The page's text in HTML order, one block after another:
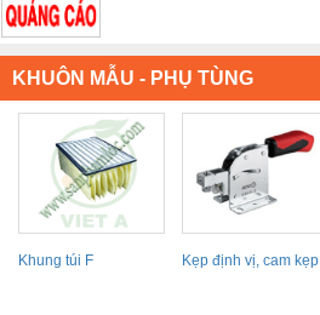
KHUÔN MẪU - PHỤ TÙNG
Khung túi F
Kẹp định vị, cam kẹp,